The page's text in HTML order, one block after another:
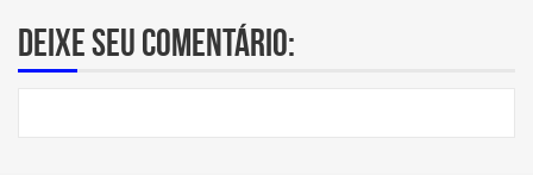
Deixe seu comentário: